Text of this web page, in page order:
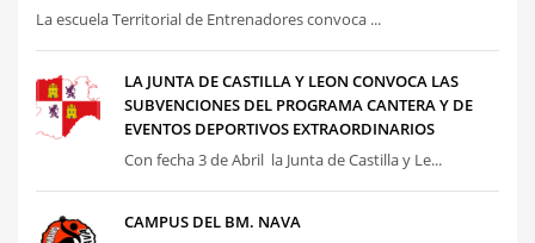
La escuela Territorial de Entrenadores convoca ...
LA JUNTA DE CASTILLA Y LEON CONVOCA LAS
SUBVENCIONES DEL PROGRAMA CANTERA Y DE
EVENTOS DEPORTIVOS EXTRAORDINARIOS
Con fecha 3 de Abril la Junta de Castilla y Le...
CAMPUS DEL BM. NAVA